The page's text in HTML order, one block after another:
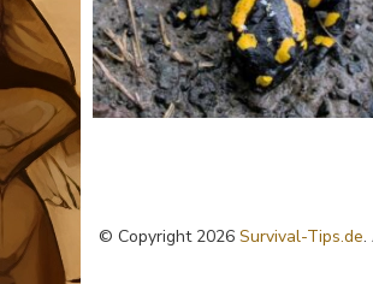
© Copyright 2026Survival-Tips.de.